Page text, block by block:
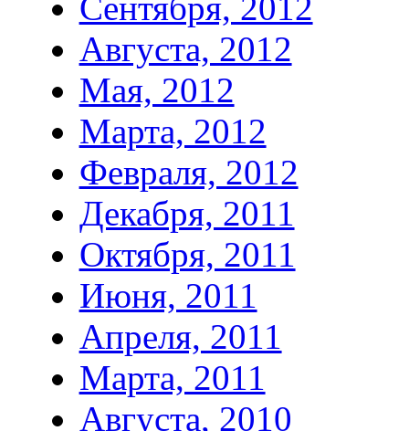
Сентября, 2012
Августа, 2012
Мая, 2012
Марта, 2012
Февраля, 2012
Декабря, 2011
Октября, 2011
Июня, 2011
Апреля, 2011
Марта, 2011
Августа, 2010